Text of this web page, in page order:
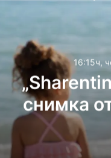
16:15ч,
снимка